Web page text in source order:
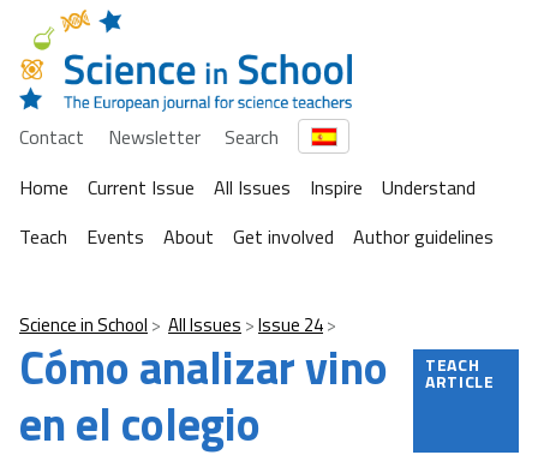
Contact Newsletter
Search
Home
Current Issue All Issues Inspire
Understand
Teach
Events About Get involved Author guidelines
Science in School All Issues Issue 24
Cómo analizar vino
en el colegio
TEACH
ARTICLE